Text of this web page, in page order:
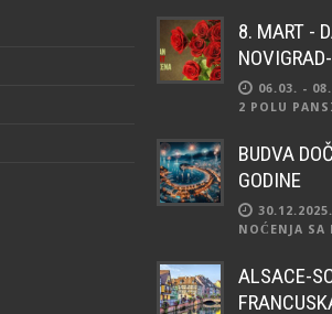
8. MART -
06.03. -
2 POLU
BUDVA
GODINE
NOĆENJA SA
ALSACE-